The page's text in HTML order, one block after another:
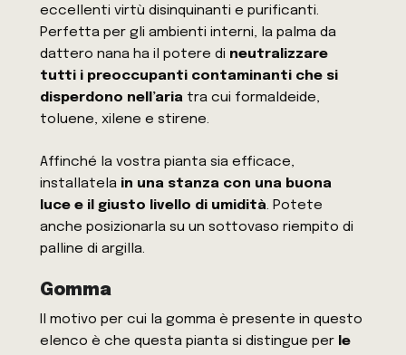
eccellenti virtù disinquinanti e purificanti.
Perfetta per gli ambienti interni, la palma da
dattero nana ha il potere di neutralizzare
tutti i preoccupanti contaminanti che si
disperdono nell’aria tra cui formaldeide,
toluene, xilene e stirene.
Affinché la vostra pianta sia efficace,
installatela in una stanza con una buona
luce e il giusto livello di umidità. Potete
anche posizionarla su un sottovaso riempito di
palline di argilla.
Gomma
Il motivo per cui la gomma è presente in questo
elenco è che questa pianta si distingue per le